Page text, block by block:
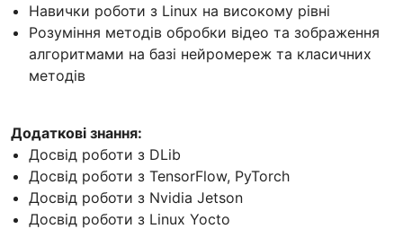
Навички роботи з Linux на високому рівні
Розуміння методів обробки відео та зображення
алгоритмами на базі нейромереж та класичних
методів
Додаткові знання:
Досвід роботи з DLib
Досвід роботи з TensorFlow, PyTorch
Досвід роботи з Nvidia Jetson
Досвід роботи з Linux Yocto